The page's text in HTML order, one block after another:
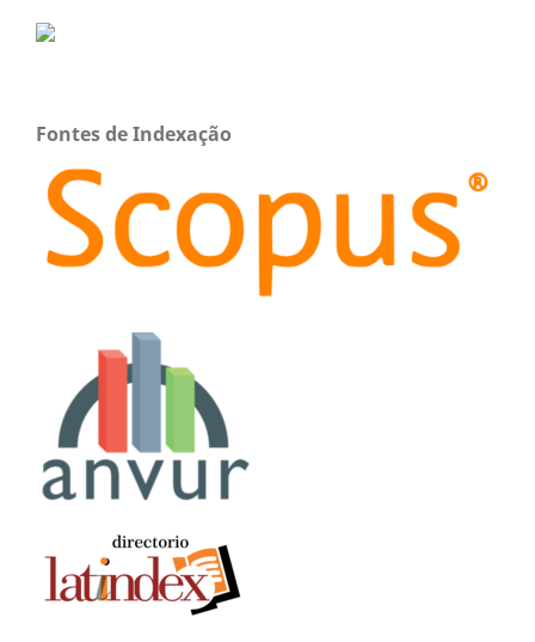
Fontes de Indexação